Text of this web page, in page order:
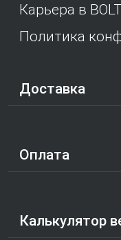
Карьера в
Политика
Доставка
Оплата
Калькулятор